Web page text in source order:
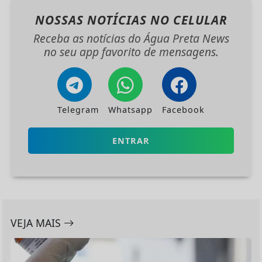
NOSSAS NOTÍCIAS NO CELULAR
Receba as notícias do Água Preta News
no seu app favorito de mensagens.
Telegram Whatsapp Facebook
ENTRAR
VEJA MAIS